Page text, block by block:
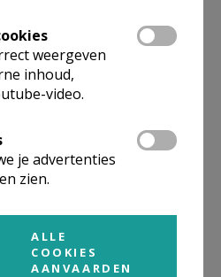
weergeven
inhoud,
video.
je advertenties
zien.
ALLE
COOKIES
AANVAARDEN